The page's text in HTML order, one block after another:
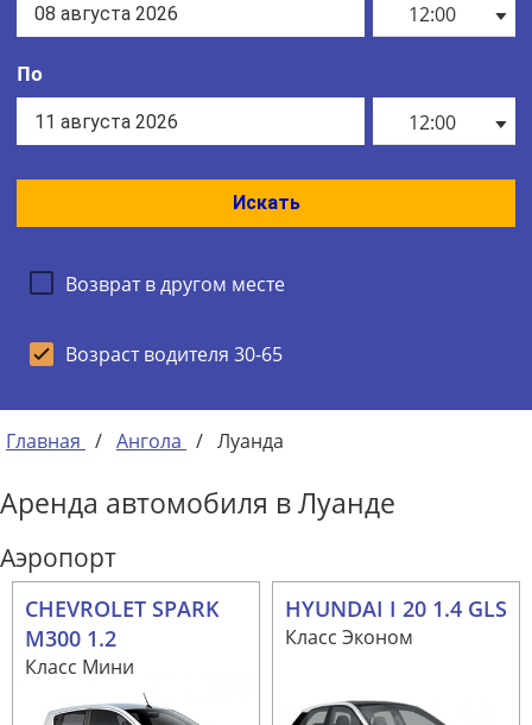
12:00
По
12:00
Искать
Возврат в другом месте
Возраст водителя 30-65
Главная / Ангола / Луанда
Аренда автомобиля в Луанде
Аэропорт
CHEVROLET SPARK
M300 1.2
Класс Мини
HYUNDAI I 20 1.4 GLS
Класс Эконом